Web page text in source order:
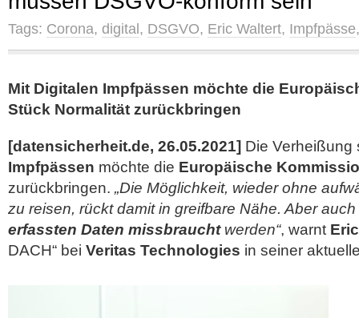
Tags: Corona, digital , DSGVO, Eric Waltert, Impfpässe
Mit Digitalen Impfpässen möchte die
Stück Normalität zurückbringen
[datensicherheit.de, 26.05.2021] Die
Impfpässen möchte die Europäische
zurückbringen. „Die Möglichkeit, wieder ohne
zu reisen, rückt damit in greifbare Nähe. Aber
erfassten Daten missbrauchtwerden“, warnt
DACH“ bei Veritas Technologies in seiner